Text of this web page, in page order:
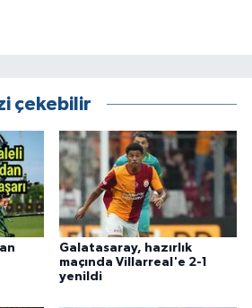
çekebilir
Galatasaray, hazırlık
maçında Villarreal'e 2-1
yenildi